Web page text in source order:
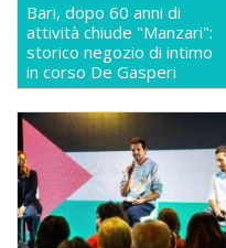
Bari, dopo 60 anni di
attività chiude "Manzari":
storico negozio di intimo
in corso De Gasperi